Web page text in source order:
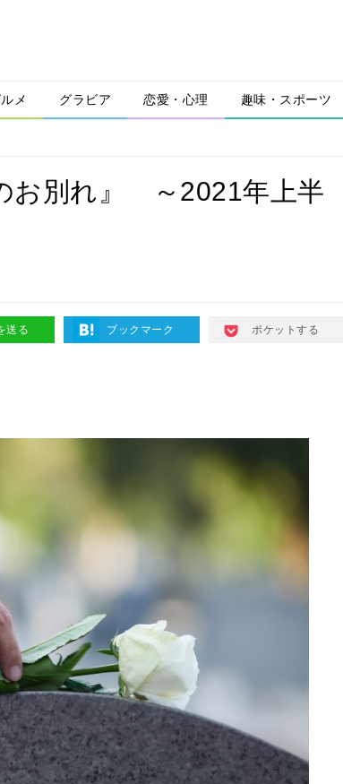
メ グラビア 恋愛・心理 趣味・スポーツ
お別れ』 ～2021年上半
送る ブックマーク ポケットする